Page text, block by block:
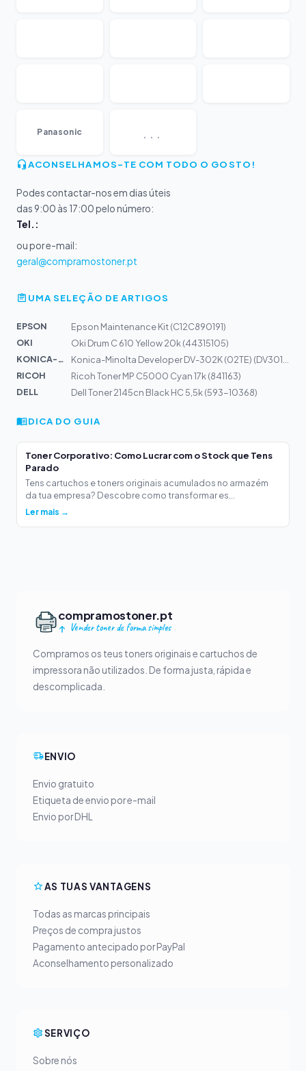
Panasonic ...
ACONSELHAMOS-TE COM TODO O GOSTO!
Podes contactar-nos em dias úteis
das 9:00 às 17:00 pelo número:
Tel.:
ou por e-mail:
geral@compramostoner.pt
UMA SELEÇÃO DE ARTIGOS
EPSON
Epson Maintenance Kit (C12C890191)
OKI
Oki Drum C 610 Yellow 20k (44315105)
KONICA-MIN...
RICOH
Ricoh Toner MP C5000 Cyan 17k (841163)
DELL
Dell Toner 2145cn Black HC 5,5k (593-10368)
DICA DO GUIA
Toner Corporativo: Como Lucrar com o Stock que Tens
Parado
Tens cartuchos e toners originais acumulados no armazém
da tua empresa? Descobre como transformar es...
Ler mais →
compramostoner.pt
Vender toner de forma simples
Compramos os teus toners originais e cartuchos de
impressora não utilizados. De forma justa, rápida e
descomplicada.
ENVIO
Envio gratuito
Etiqueta de envio por e-mail
Envio por DHL
AS TUAS VANTAGENS
Todas as marcas principais
Preços de compra justos
Pagamento antecipado por PayPal
Aconselhamento personalizado
SERVIÇO
Sobre nós